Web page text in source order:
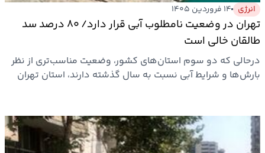
انرژی ۱۴ فروردین ۱۴۰۵
تهران در وضعیت نامطلوب آبی قرار دارد/ ۸۰ درصد سد
طالقان خالی است
درحالی که دو سوم استان‌های کشور، وضعیت مناسب‌تری از نظر
بارش‌ها و شرایط آبی نسبت به سال گذشته دارند، استان تهران